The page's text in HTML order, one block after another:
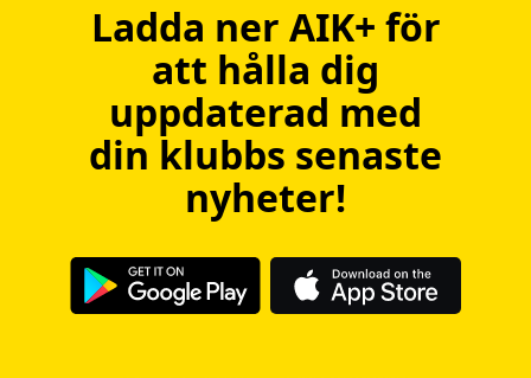
Ladda ner AIK+ för
att hålla dig
uppdaterad med
din klubbs senaste
nyheter!